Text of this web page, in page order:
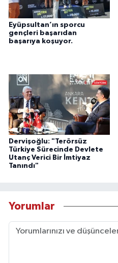
Eyüpsultan’ın sporcu
gençleri başarıdan
başarıya koşuyor.
Dervişoğlu: "Terörsüz
Türkiye Sürecinde Devlete
Utanç Verici Bir İmtiyaz
Tanındı"
Yorumlar